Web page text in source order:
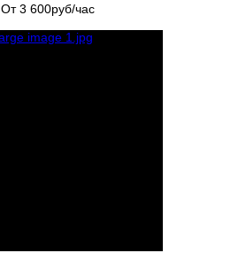
От 3 600руб/час